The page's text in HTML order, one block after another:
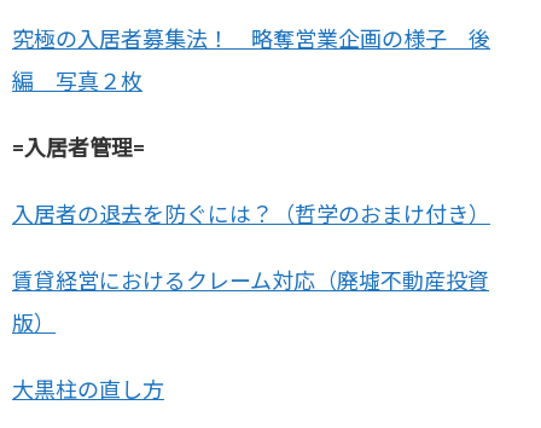
究極の入居者募集法！ 略奪営業企画の様子 後
編 写真２枚
=入居者管理=
入居者の退去を防ぐには？（哲学のおまけ付き）
賃貸経営におけるクレーム対応（廃墟不動産投資
版）
大黒柱の直し方